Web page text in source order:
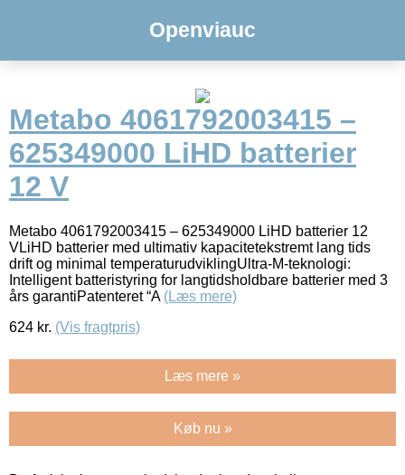
Openviauc
Metabo 4061792003415 –
625349000 LiHD batterier
12 V
Metabo 4061792003415 – 625349000 LiHD batterier 12
VLiHD batterier med ultimativ kapacitetekstremt lang tids
drift og minimal temperaturudviklingUltra-M-teknologi:
Intelligent batteristyring for langtidsholdbare batterier med 3
års garantiPatenteret “A (Læs mere)
624 kr. (Vis fragtpris)
Læs mere »
Køb nu »